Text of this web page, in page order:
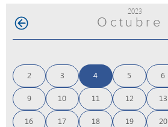
2023
Octubre
2 3 4 5 6
9 10 11 12 13
16 17 18 19 20